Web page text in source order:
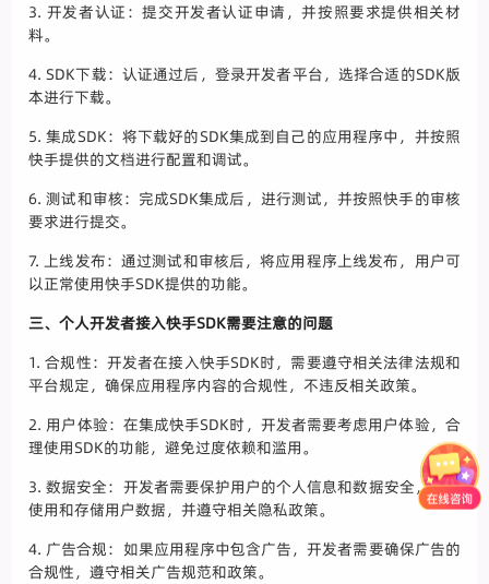
3. 开发者认证：提交开发者认证申请，并按照要求提供相关材
料。
4. SDK下载：认证通过后，登录开发者平台，选择合适的SDK版
本进行下载。
5. 集成SDK：将下载好的SDK集成到自己的应用程序中，并按照
快手提供的文档进行配置和调试。
6. 测试和审核：完成SDK集成后，进行测试，并按照快手的审核
要求进行提交。
7. 上线发布：通过测试和审核后，将应用程序上线发布，用户可
以正常使用快手SDK提供的功能。
三、个人开发者接入快手SDK需要注意的问题
1. 合规性：开发者在接入快手SDK时，需要遵守相关法律法规和
平台规定，确保应用程序内容的合规性，不违反相关政策。
2. 用户体验：在集成快手SDK时，开发者需要考虑用户体验，合
理使用SDK的功能，避免过度依赖和滥用。
3. 数据安全：开发者需要保护用户的个人信息和数据安全，合理
使用和存储用户数据，并遵守相关隐私政策。
4. 广告合规：如果应用程序中包含广告，开发者需要确保广告的
合规性，遵守相关广告规范和政策。